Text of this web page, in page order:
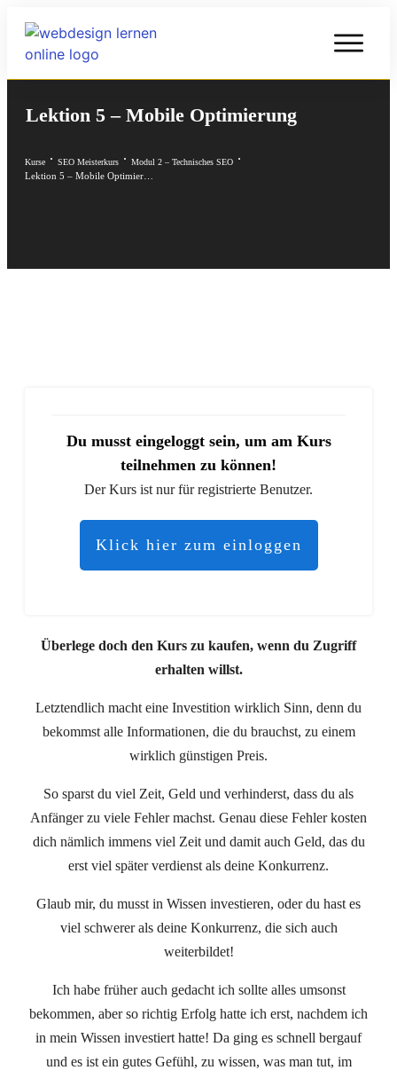
Lektion 5 – Mobile Optimierung
Kurse SEO Meisterkurs Modul 2 – Technisches SEO
Du musst eingeloggt sein, um am Kurs
teilnehmen zu können!
Der Kurs ist nur für registrierte Benutzer.
Klick hier zum einloggen
Überlege doch den Kurs zu kaufen, wenn du Zugriff
erhalten willst.
Letztendlich macht eine Investition wirklich Sinn, denn du
bekommst alle Informationen, die du brauchst, zu einem
wirklich günstigen Preis.
So sparst du viel Zeit, Geld und verhinderst, dass du als
Anfänger zu viele Fehler machst. Genau diese Fehler kosten
dich nämlich immens viel Zeit und damit auch Geld, das du
erst viel später verdienst als deine Konkurrenz.
Glaub mir, du musst in Wissen investieren, oder du hast es
viel schwerer als deine Konkurrenz, die sich auch
weiterbildet!
Ich habe früher auch gedacht ich sollte alles umsonst
bekommen, aber so richtig Erfolg hatte ich erst, nachdem ich
in mein Wissen investiert hatte! Da ging es schnell bergauf
und es ist ein gutes Gefühl, zu wissen, was man tut, im